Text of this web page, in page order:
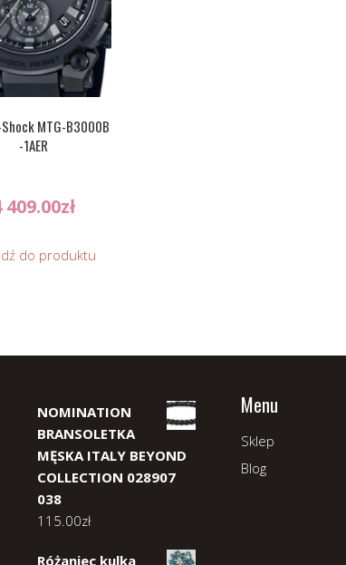
MTG-B3000B
-1AER
409.00zł
do produktu
NOMINATION
BRANSOLETKA
MĘSKA ITALY BEYOND
COLLECTION 028907
038
115.00zł
Różaniec kulka
Menu
Sklep
Blog